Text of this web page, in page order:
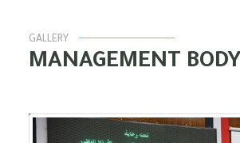
GALLERY
MANAGEMENT BODY